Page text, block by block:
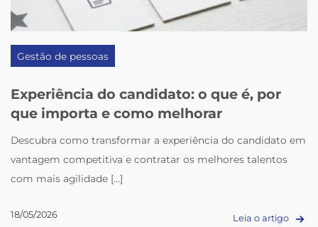
Gestão de pessoas
Experiência do candidato: o que é, por
que importa e como melhorar
Descubra como transformar a experiência do candidato em
vantagem competitiva e contratar os melhores talentos
com mais agilidade [...]
18/05/2026 Leia o artigo